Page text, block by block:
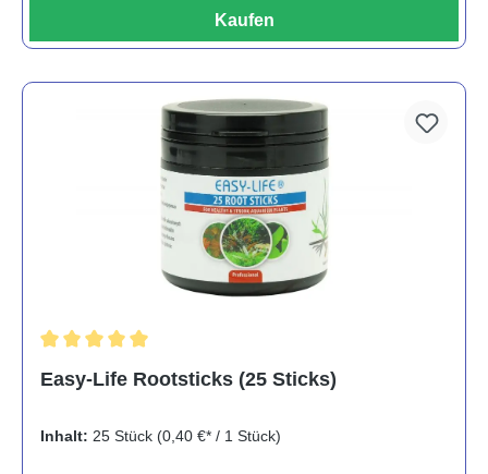
Kaufen
Easy-Life Rootsticks (25 Sticks)
Inhalt: 25 Stück (0,40 €* / 1 Stück)